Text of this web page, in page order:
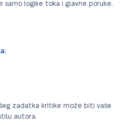
samo logike toka i glavne poruke,
zadatka kritike može biti vaše
autora.